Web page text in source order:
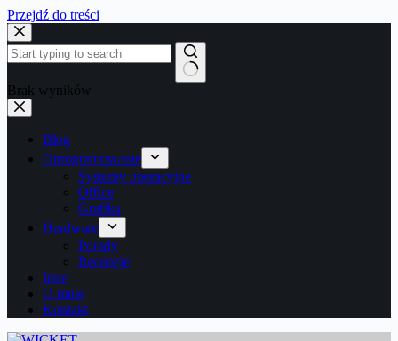
Przejdź do treści
Brak wyników
Blog
Oprogramowanie
Systemy operacyjne
Office
Grafika
Hardware
Porady
Recenzje
Inne
O mnie
Kontakt